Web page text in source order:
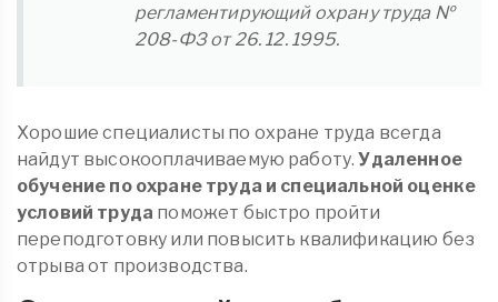
регламентирующий охрану труда №
208-ФЗ от 26. 12. 1995.
Хорошие специалисты по охране труда всегда
найдут высокооплачиваемую работу.Удаленное
обучение по охране труда и специальной оценке
условий труда поможет быстро пройти
переподготовку или повысить квалификацию без
отрыва от производства.